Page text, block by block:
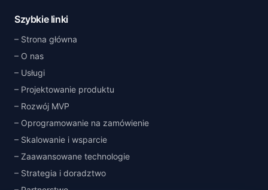
Szybkie linki
Strona główna
O nas
Usługi
Projektowanie produktu
Rozwój MVP
Oprogramowanie na zamówienie
Skalowanie i wsparcie
Zaawansowane technologie
Strategia i doradztwo